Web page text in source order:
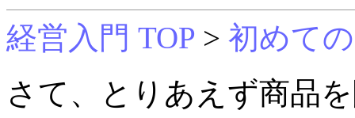
経営入門 TOP > 初めて
さて、とりあえず商品